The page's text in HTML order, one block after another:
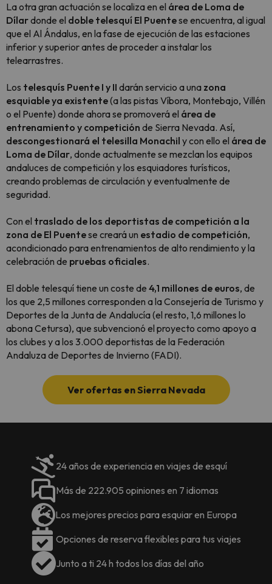
La otra gran actuación se localiza en el área de Loma de
Dílardonde el doble telesquí El Puentese encuentra, al igual
que el Al Ándalus, en la fase de ejecución de las estaciones
inferior y superior antes de proceder a instalar los
telearrastres.
Los telesquís Puente I y II darán servicio a una zona
esquiable ya existente(a las pistas Víbora, Montebajo, Villén
o el Puente) donde ahora se promoverá el área de
entrenamiento y competición de Sierra Nevada. Así,
descongestionará el telesilla Monachil y con ello el área de
Loma de Dílar, donde actualmente se mezclan los equipos
andaluces de competición y los esquiadores turísticos,
creando problemas de circulación y eventualmente de
seguridad.
Con el traslado de los deportistas de competición a la
zona de El Puentese creará un estadio de competición,
acondicionado para entrenamientos de alto rendimiento y la
celebración de pruebas oficiales.
El doble telesquí tiene un coste de 4,1 millones de euros, de
los que 2,5 millones corresponden a la Consejería de Turismo y
Deportes de la Junta de Andalucía (el resto, 1,6 millones lo
abona Cetursa), que subvencionó el proyecto como apoyo a
los clubes y a los 3.000 deportistas de la Federación
Andaluza de Deportes de Invierno (FADI).
Ver ofertas en Sierra Nevada
24 años de experiencia en viajes de esquí
Más de 222.905 opiniones en 7 idiomas
Los mejores precios para esquiar en Europa
Opciones de reserva flexibles para tus viajes
Junto a ti 24 h todos los días del año